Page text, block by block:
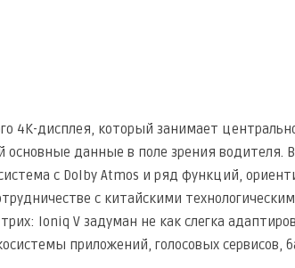
4K-дисплея, который занимает
данные в поле зрения водителя.
с Dolby Atmos и ряд функций,
с китайскими
Ioniq V задуман не как слегка
приложений, голосовых сервисов,